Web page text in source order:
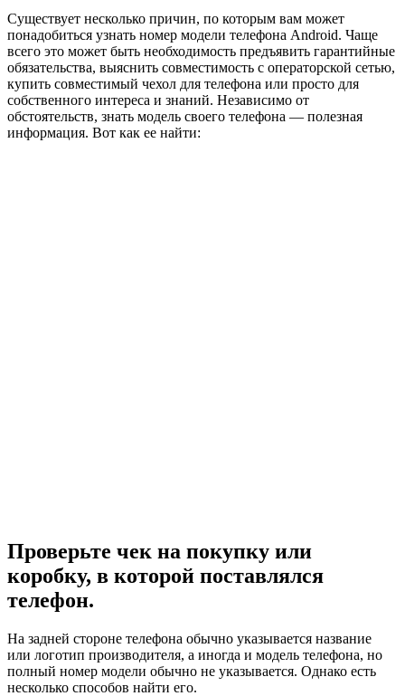
Существует несколько причин, по которым вам может
понадобиться узнать номер модели телефона Android. Чаще
всего это может быть необходимость предъявить гарантийные
обязательства, выяснить совместимость с операторской сетью,
купить совместимый чехол для телефона или просто для
собственного интереса и знаний. Независимо от
обстоятельств, знать модель своего телефона — полезная
информация. Вот как ее найти:
Проверьте чек на покупку или
коробку, в которой поставлялся
телефон.
На задней стороне телефона обычно указывается название
или логотип производителя, а иногда и модель телефона, но
полный номер модели обычно не указывается. Однако есть
несколько способов найти его.